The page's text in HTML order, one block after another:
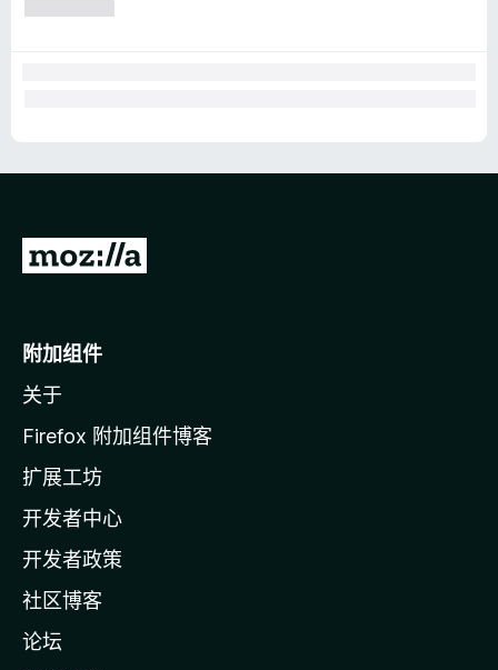
转
o
i
l
a
主
页
附加组件
关于
Firefox 附加组件博客
扩展工坊
开发者中心
开发者政策
社区博客
论坛